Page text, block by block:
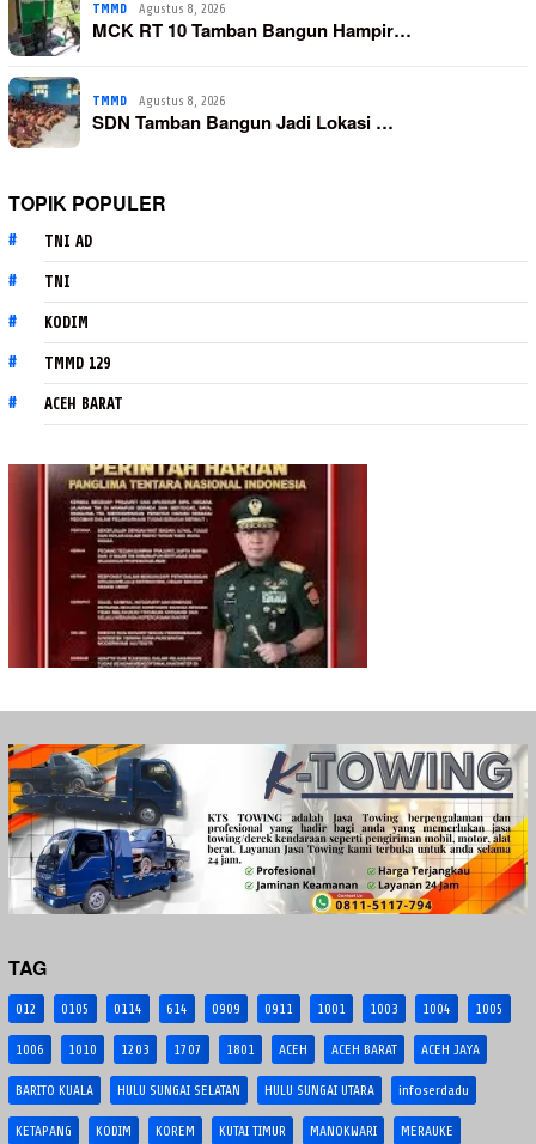
TMMD Agustus 8, 2026
MCK RT 10 Tamban Bangun Hampir…
TMMD Agustus 8, 2026
SDN Tamban Bangun Jadi Lokasi …
TOPIK POPULER
TNI AD
TNI
KODIM
TMMD 129
ACEH BARAT
TAG
012 0105 0114 614 0909 0911 1001 1003 1004 1005
1006 1010 1203 1707 1801 ACEH ACEH BARAT ACEH JAYA
BARITO KUALA HULU SUNGAI SELATAN HULU SUNGAI UTARA infoserdadu
KETAPANG KODIM KOREM KUTAI TIMUR MANOKWARI MERAUKE